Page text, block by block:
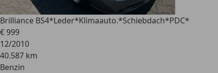
Brilliance BS4*Leder*Klimaauto.*Schiebdach*PDC*
€ 999
12/2010
40.587 km
Benzin